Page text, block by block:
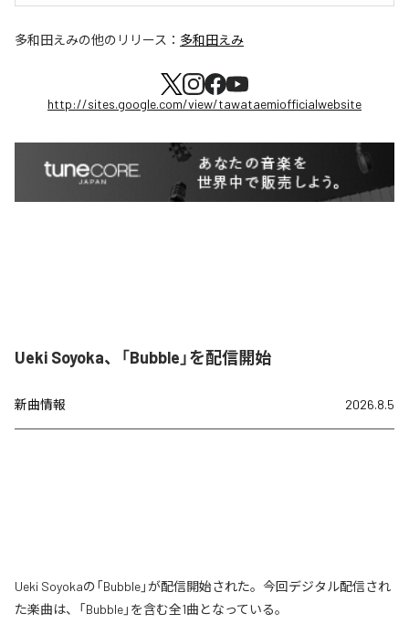
多和田えみの他のリリース： 多和田えみ
http://sites.google.com/view/tawataemiofficialwebsite
Ueki Soyoka、「Bubble」を配信開始
新曲情報 2026.8.5
Ueki Soyokaの「Bubble」が配信開始された。今回デジタル配信され
た楽曲は、「Bubble」を含む全1曲となっている。